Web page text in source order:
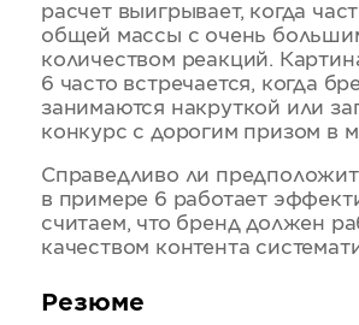
расчет выигрывает, когда
общей массы с очень
количеством реакций.
6 часто встречается, когда
занимаются накруткой или
конкурс с дорогим призом в
Справедливо ли
в примере 6 работает
считаем, что бренд должен
качеством контента
Резюме